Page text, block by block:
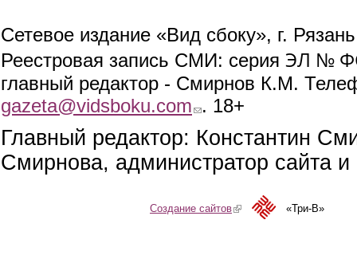
Сетевое издание «Вид сбоку», г.
Реестровая запись СМИ: серия ЭЛ №
главный редактор - Смирнов К.М.
gazeta@vidsboku.com (link sends e-mail)
. 18+
Главный редактор: Константин
Смирнова, администратор сайта
Создание сайтов(link is external)«Три-В»